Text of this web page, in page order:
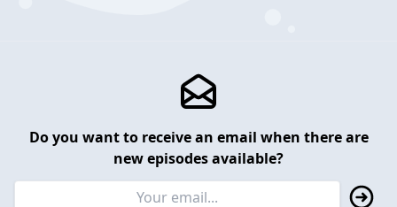
Do you want to receive an email when there are
new episodes available?